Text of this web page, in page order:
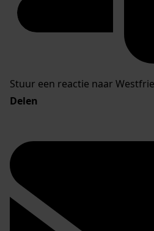
Stuur een reactie naar
Delen